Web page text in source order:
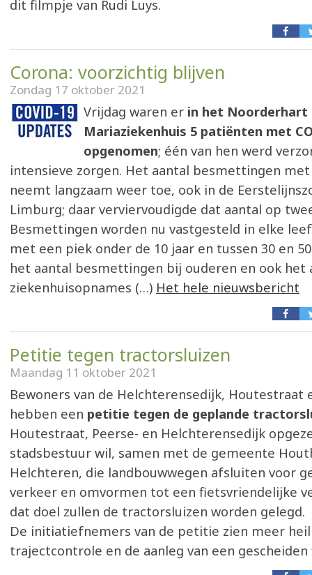
dit filmpje van Rudi Luys.
Corona: voorzichtig blijven
Zondag 17 oktober 2021
Vrijdag waren er in het Noorderhart
Mariaziekenhuis 5 patiënten met
opgenomen; één van hen werd
intensieve zorgen. Het aantal besmettingen met
neemt langzaam weer toe, ook in de
Limburg; daar verviervoudigde dat aantal op
Besmettingen worden nu vastgesteld in elke
met een piek onder de 10 jaar en tussen 30 en
het aantal besmettingen bij ouderen en ook het
ziekenhuisopnames (…) Het hele nieuwsbericht
Petitie tegen tractorsluizen
Maandag 11 oktober 2021
Bewoners van de Helchterensedijk, Houtestraat
hebben een petitie tegen de geplande
Houtestraat, Peerse- en Helchterensedijk
stadsbestuur wil, samen met de gemeente
Helchteren, die landbouwwegen afsluiten voor
verkeer en omvormen tot een fietsvriendelijke
dat doel zullen de tractorsluizen worden gelegd.
De initiatiefnemers van de petitie zien meer
trajectcontrole en de aanleg van een